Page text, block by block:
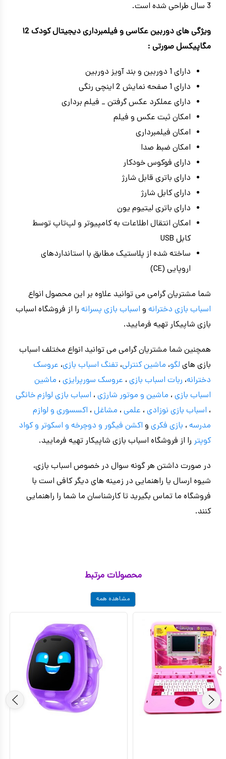
3 سال طراحی شده است.
ویژگی های دوربین عکاسی و فیلمبرداری دیجیتال کودک ۱2
مگاپیکسل صورتی :
دارای 1 دوربین و بند آویز دوربین
دارای 1 صفحه نمایش 2 اینچی رنگی
دارای عملکرد عکس گرفتن _ فیلم برداری
امکان ثبت عکس و فیلم
امکان فیلمبرداری
امکان ضبط صدا
دارای فوکوس خودکار
دارای باتری قابل شارژ
دارای کابل شارژ
دارای باتری لیتیوم یون
امکان انتقال اطلاعات به کامپیوتر و لپ‌تاپ توسط
کابل USB
ساخته شده از پلاستیک مطابق با استانداردهای
اروپایی (CE)
شما مشتریان گرامی می توانید علاوه بر این محصول انواع
اسباب بازی دخترانه و اسباب بازی پسرانه را از فروشگاه اسباب
بازی شاپیکار تهیه فرمایید.
همچنین شما مشتریان گرامی می توانید انواع مختلف اسباب
بازی های لگو، ماشین کنترلی، تفنگ اسباب بازی، عروسک
دخترانه، ربات اسباب بازی ، عروسک سورپرایزی ، ماشین
اسباب بازی ، ماشین و موتور شارژی ، اسباب بازی لوازم خانگی
، اسباب بازی نوزادی ، علمی ، مشاغل ، اکسسوری و لوازم
مدرسه ، بازی فکری و اکشن فیگور و دوچرخه و اسکوتر و کواد
کوپتر را از فروشگاه اسباب بازی شاپیکار تهیه فرمایید.
در صورت داشتن هر گونه سوال در خصوص اسباب بازی،
شیوه ارسال یا راهنمایی در زمینه های دیگر کافی است با
فروشگاه ما تماس بگیرید تا کارشناسان ما شما را راهنمایی
کنند.
محصولات مرتبط
مشاهده همه